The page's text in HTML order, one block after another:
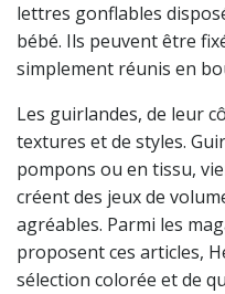
lettres gonflables
bébé. Ils peuvent être
simplement réunis en
Les guirlandes, de leur
textures et de styles.
pompons ou en tissu,
créent des jeux de
agréables. Parmi les
proposent ces articles,
sélection colorée et de